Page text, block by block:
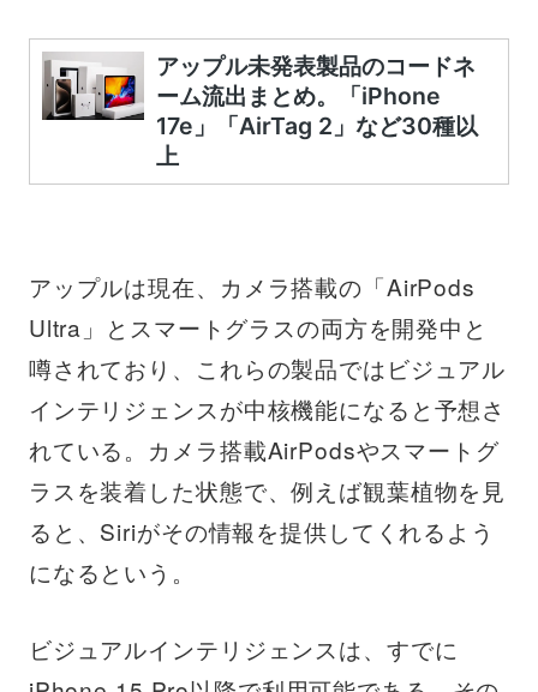
アップルは現在、カメラ搭載の「AirPods
Ultra」とスマートグラスの両方を開発中と
噂されており、これらの製品ではビジュアル
インテリジェンスが中核機能になると予想さ
れている。カメラ搭載AirPodsやスマートグ
ラスを装着した状態で、例えば観葉植物を見
ると、Siriがその情報を提供してくれるよう
になるという。
ビジュアルインテリジェンスは、すでに